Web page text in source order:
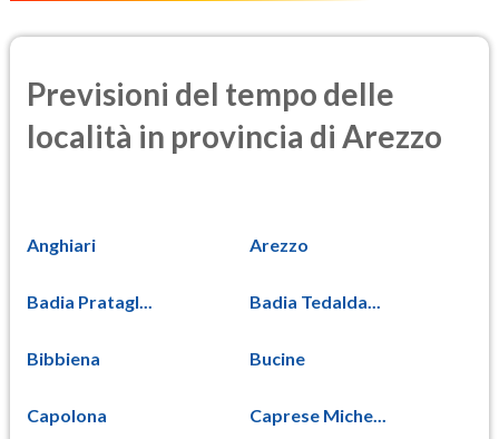
Previsioni del tempo delle
località in provincia di Arezzo
Anghiari Arezzo
Badia Pratagl... Badia Tedalda...
Bibbiena Bucine
Capolona Caprese Miche...